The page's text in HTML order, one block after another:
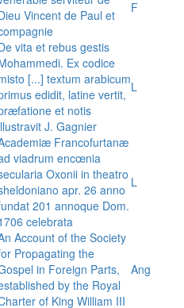
Vincent de Paul et
F
vita et rebus gestis
Ex codice
[...] textum arabicum
edidit, latine vertit,
et notis
J. Gagnier
L
Francofurtanæ
viadrum encœnia
Oxonii in theatro
apr. 26 anno
201 annoque Dom.
celebrata
L
Account of the Society
Propagating the
in Foreign Parts,
by the Royal
of King William III
Ang